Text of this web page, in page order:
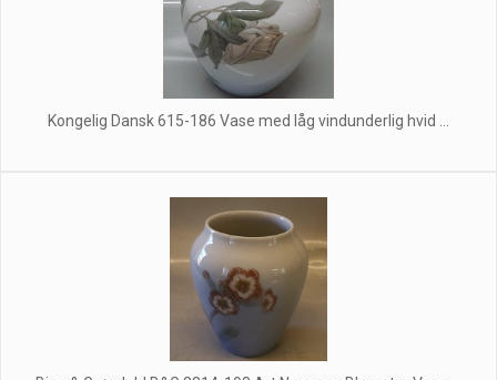
Kongelig Dansk 615-186 Vase med låg vindunderlig hvid ...